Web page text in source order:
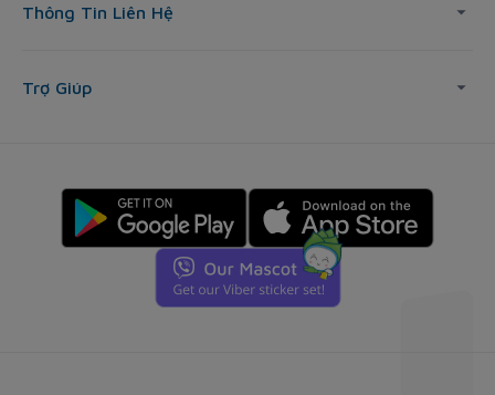
Thông Tin Liên Hệ
Trợ Giúp